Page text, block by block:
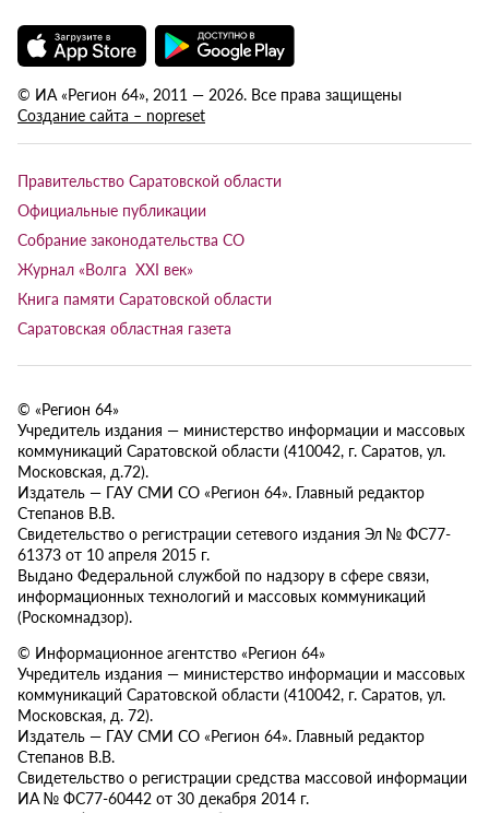
© ИА «Регион 64», 2011 — 2026. Все права защищены
Создание сайта – nopreset
Правительство Саратовской области
Официальные публикации
Собрание законодательства СО
Журнал «Волга XXI век»
Книга памяти Саратовской области
Саратовская областная газета
© «Регион 64»
Учредитель издания — министерство информации и массовых
коммуникаций Саратовской области (410042, г. Саратов, ул.
Московская, д.72).
Издатель — ГАУ СМИ СО «Регион 64». Главный редактор
Степанов В.В.
Свидетельство о регистрации сетевого издания Эл № ФС77-
61373 от 10 апреля 2015 г.
Выдано Федеральной службой по надзору в сфере связи,
информационных технологий и массовых коммуникаций
(Роскомнадзор).
© Информационное агентство «Регион 64»
Учредитель издания — министерство информации и массовых
коммуникаций Саратовской области (410042, г. Саратов, ул.
Московская, д. 72).
Издатель — ГАУ СМИ СО «Регион 64». Главный редактор
Степанов В.В.
Свидетельство о регистрации средства массовой информации
ИА № ФС77-60442 от 30 декабря 2014 г.